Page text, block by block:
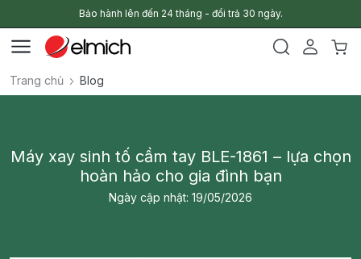
Bảo hành lên đến 24 tháng - đổi trả 30 ngày.
Trang chủ Blog
Máy xay sinh tố cầm tay BLE-1861 – lựa chọn
hoàn hảo cho gia đình bạn
Ngày cập nhật: 19/05/2026